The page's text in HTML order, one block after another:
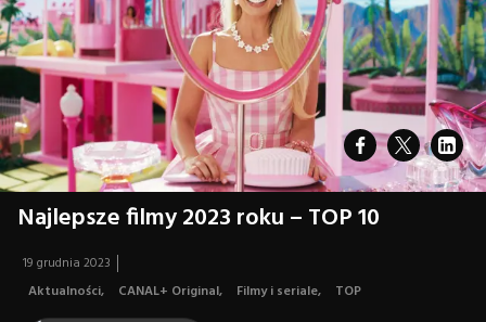
Najlepsze filmy 2023 roku – TOP 10
19 grudnia 2023
Aktualności, CANAL+ Original, Filmy i seriale, TOP